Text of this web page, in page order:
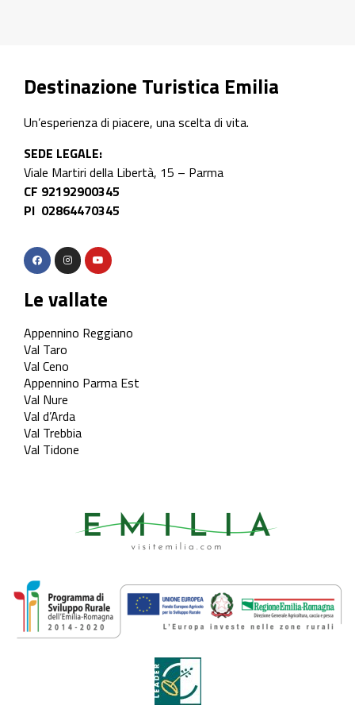
Destinazione Turistica Emilia
Un’esperienza di piacere, una scelta di vita.
SEDE LEGALE:
Viale Martiri della Libertà, 15 – Parma
CF 92192900345
PI 02864470345
Le vallate
Appennino Reggiano
Val Taro
Val Ceno
Appennino Parma Est
Val Nure
Val d’Arda
Val Trebbia
Val Tidone